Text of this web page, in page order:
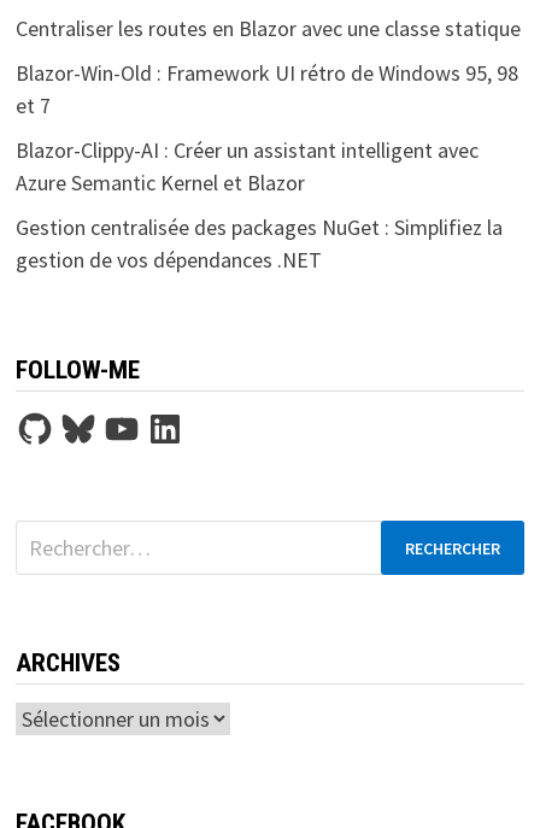
Centraliser les routes en Blazor avec une classe statique
Blazor-Win-Old : Framework UI rétro de Windows 95, 98
et 7
Blazor-Clippy-AI : Créer un assistant intelligent avec
Azure Semantic Kernel et Blazor
Gestion centralisée des packages NuGet : Simplifiez la
gestion de vos dépendances .NET
FOLLOW-ME
GitHubBlueskyYouTubeLinkedIn
Rechercher :
ARCHIVES
Archives